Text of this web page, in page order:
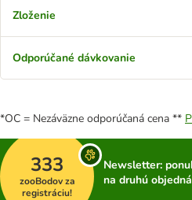
Zloženie
Odporúčané dávkovanie
*OC = Nezáväzne odporúčaná cena **
333
zooBodov za
registráciu!
Newsletter:
na druhú